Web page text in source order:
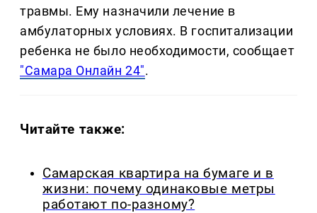
травмы. Ему назначили лечение в
амбулаторных условиях. В госпитализации
ребенка не было необходимости, сообщает
"Самара Онлайн 24".
Читайте также:
Самарская квартира на бумаге и в
жизни: почему одинаковые метры
работают по-разному?